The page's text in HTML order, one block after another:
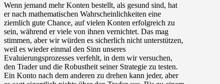
Wenn jemand mehr Konten bestellt, als gesund sind, hat
er nach mathematischen Wahrscheinlichkeiten eine
ziemlich gute Chance, auf vielen Konten erfolgreich zu
sein, während er viele von ihnen vernichtet. Das mag
stimmen, aber wir würden es sicherlich nicht unterstützen,
weil es wieder einmal den Sinn unseres
Evaluierungsprozesses verfehlt, in dem wir versuchen,
den Trader und die Robustheit seiner Strategie zu testen.
Ein Konto nach dem anderen zu drehen kann jeder, aber